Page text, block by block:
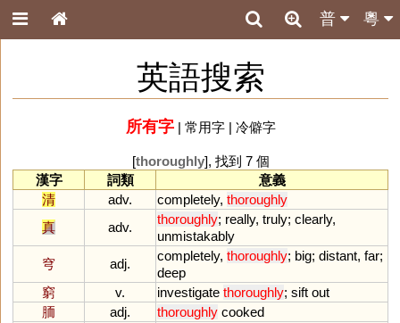
粵
普
英語搜索
所有字| 常用字| 冷僻字
[thoroughly], 找到 7 個
漢字
詞類
意義
清
adv. completely, thoroughly
真
adv.
thoroughly; really, truly; clearly,
unmistakably
穹
adj.
completely, thoroughly; big; distant, far;
deep
窮
v. investigate thoroughly; sift out
胹
adj. thoroughly cooked